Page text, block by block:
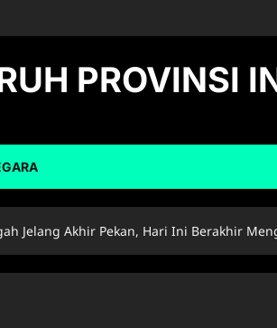
PROVINSI
Jelang Akhir Pekan, Hari Ini Berakhir